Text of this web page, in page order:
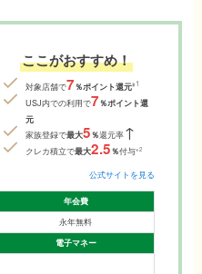
ここがおすすめ！
対象店舗で7％ポイント還元※1
USJ内での利用で7％ポイント還
元
家族登録で最大5％還元率↑
クレカ積立で最大2.5％付与※2
公式サイトを見る
年会費
永年無料
電子マネー